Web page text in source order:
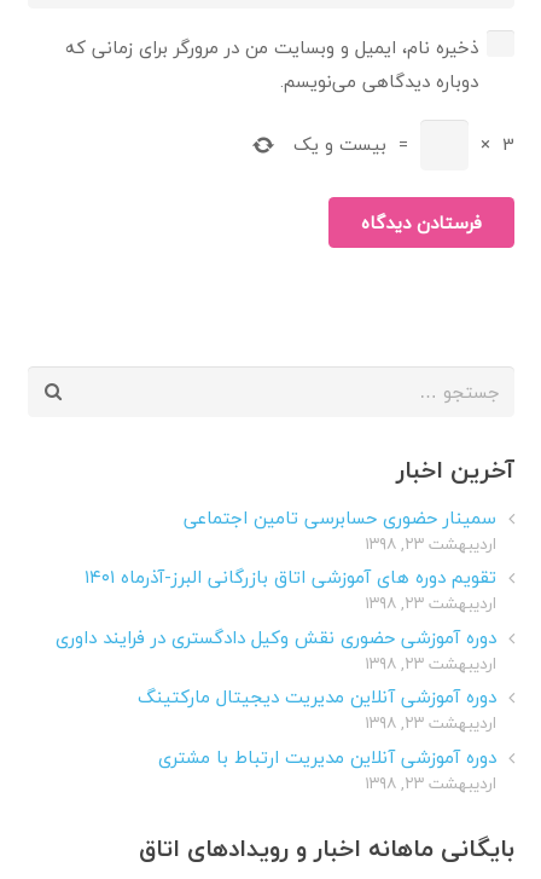
ذخیره نام، ایمیل و وبسایت من در مرورگر برای زمانی که
دوباره دیدگاهی می‌نویسم.
3
×
= بیست و یک
فرستادن دیدگاه
جستجو
آخرین اخبار
سمینار حضوری حسابرسی تامین اجتماعی
اردیبهشت ۲۳, ۱۳۹۸
تقویم دوره های آموزشی اتاق بازرگانی البرز-آذرماه ۱۴۰۱
اردیبهشت ۲۳, ۱۳۹۸
دوره آموزشی حضوری نقش وکیل دادگستری در فرایند داوری
اردیبهشت ۲۳, ۱۳۹۸
دوره آموزشی آنلاین مدیریت دیجیتال مارکتینگ
اردیبهشت ۲۳, ۱۳۹۸
دوره آموزشی آنلاین مدیریت ارتباط با مشتری
اردیبهشت ۲۳, ۱۳۹۸
بایگانی ماهانه اخبار و رویدادهای اتاق